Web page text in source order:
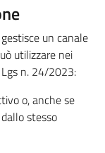
un canale
utilizzare nei
Lgs n. 24/2023:
o, anche se
stesso